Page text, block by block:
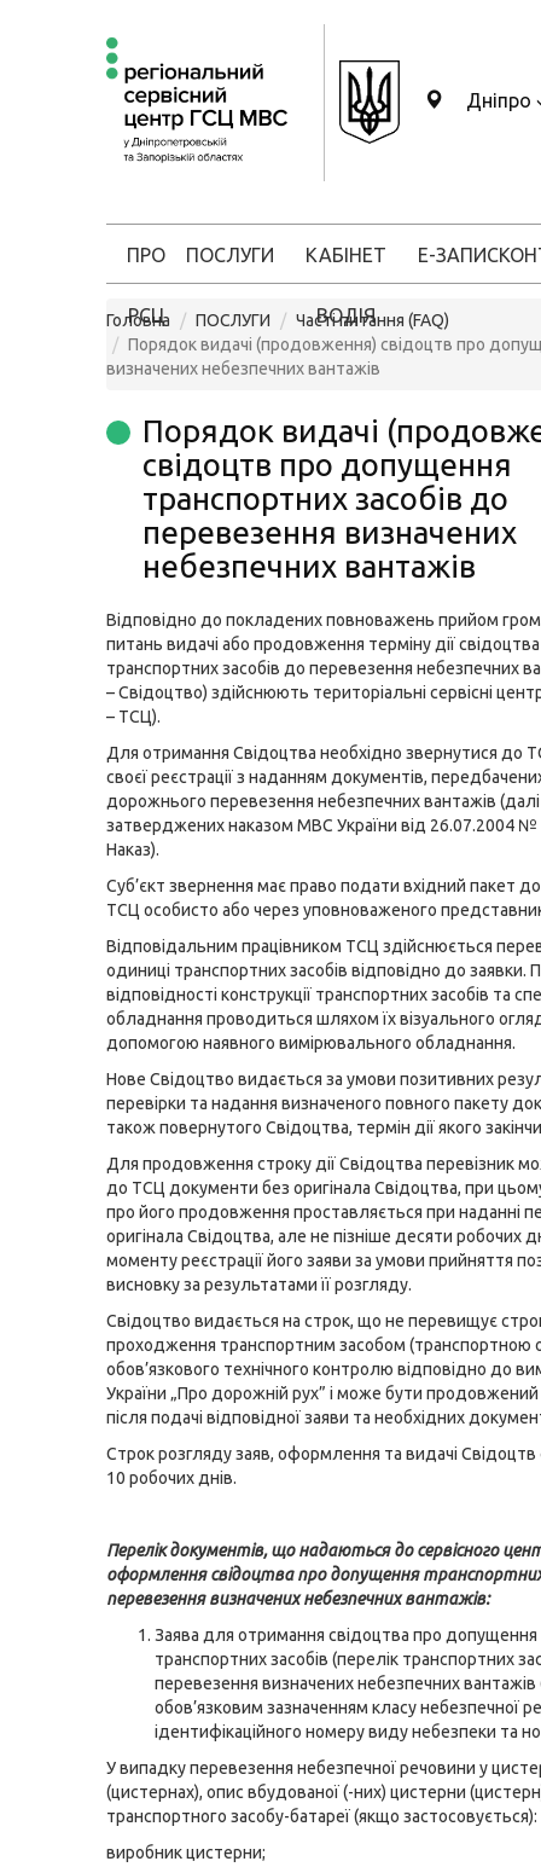
Дніпро
ПРО
РСЦ
ПОСЛУГИ КАБІНЕТ
ВОДІЯ
Е-ЗАПИС
Головна ПОСЛУГИ
Часті питання (FAQ)
Порядок видачі (продовження) свідоцтв про
визначених небезпечних вантажів
Порядок видачі
свідоцтв про допущення
транспортних засобів до
перевезення визначених
небезпечних вантажів
Відповідно до покладених повноважень прийом
питань видачі або продовження терміну дії
транспортних засобів до перевезення небезпечних
– Свідоцтво) здійснюють територіальні сервісні
– ТСЦ).
Для отримання Свідоцтва необхідно звернутися до
своєї реєстрації з наданням документів,
дорожнього перевезення небезпечних вантажів
затверджених наказом МВС України від 26.07.2004 №
Наказ).
Суб’єкт звернення має право подати вхідний пакет
ТСЦ особисто або через уповноваженого
Відповідальним працівником ТСЦ здійснюється
одиниці транспортних засобів відповідно до заявки.
відповідності конструкції транспортних засобів та
обладнання проводиться шляхом їх візуального
допомогою наявного вимірювального обладнання.
Нове Свідоцтво видається за умови позитивних
перевірки та надання визначеного повного пакету
також повернутого Свідоцтва, термін дії якого
Для продовження строку дії Свідоцтва перевізник
до ТСЦ документи без оригінала Свідоцтва, при
про його продовження проставляється при наданні
оригінала Свідоцтва, але не пізніше десяти робочих
моменту реєстрації його заяви за умови прийняття
висновку за результатами її розгляду.
Свідоцтво видається на строк, що не перевищує
проходження транспортним засобом (транспортною
обов’язкового технічного контролю відповідно до
України „Про дорожній рух” і може бути
після подачі відповідної заяви та необхідних
Строк розгляду заяв, оформлення та видачі
10 робочих днів.
Перелік документів, що надаються до сервісного
оформлення свідоцтва про допущення транспортних
перевезення визначених небезпечних вантажів:
Заява для отримання свідоцтва про допущення
транспортних засобів (перелік транспортних
перевезення визначених небезпечних вантажів
обов’язковим зазначенням класу небезпечної
ідентифікаційного номеру виду небезпеки та
У випадку перевезення небезпечної речовини у
(цистернах), опис вбудованої (-них) цистерни
транспортного засобу-батареї (якщо застосовується):
виробник цистерни;